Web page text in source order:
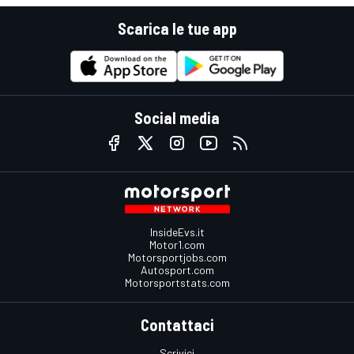
Scarica le tue app
Social media
InsideEvs.it
Motor1.com
Motorsportjobs.com
Autosport.com
Motorsportstats.com
Contattaci